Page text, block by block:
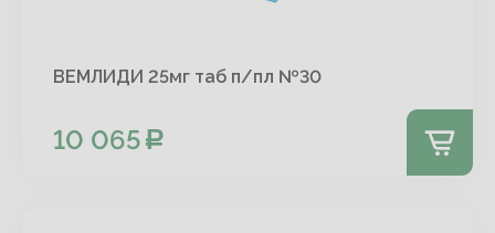
ВЕМЛИДИ 25мг таб п/пл №30
10 065